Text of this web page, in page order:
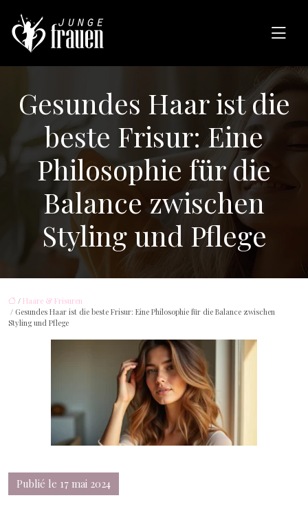
Gesundes Haar ist die
beste Frisur: Eine
Philosophie für die
Balance zwischen
Styling und Pflege
/ Haare & Frisuren
/ Gesundes Haar ist die beste Frisur: Eine Philosophie für die Balance zwischen
Styling und Pflege
Publié le 17 mai 2024